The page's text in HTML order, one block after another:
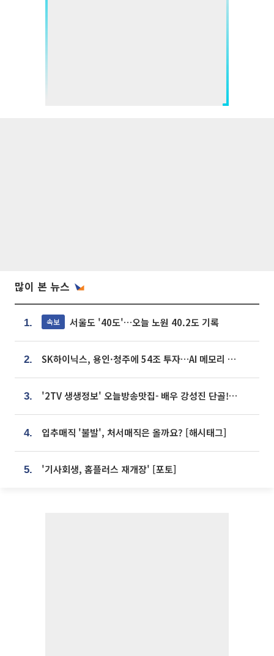
많이 본 뉴스
1. 속보 서울도 '40도'…오늘 노원 40.2도 기록
2. SK하이닉스, 용인·청주에 54조 투자…AI 메모리 생산기지 키운다
3. '2TV 생생정보' 오늘방송맛집- 배우 강성진 단골! 쌀국수ㆍ푸팟퐁 커리 맛집 '블○○○'
4. 입추매직 '불발', 처서매직은 올까요? [해시태그]
5. '기사회생, 홈플러스 재개장' [포토]